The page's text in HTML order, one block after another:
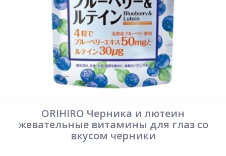
ORIHIRO Черника и лютеин
жевательные витамины для глаз со
вкусом черники